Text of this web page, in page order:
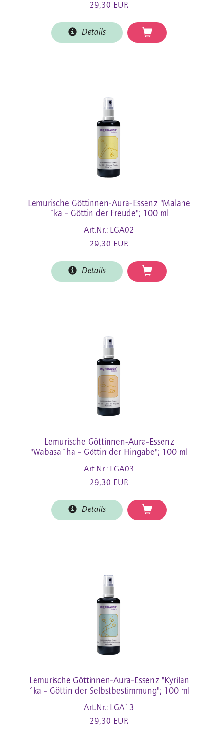
29,30 EUR
Details
Lemurische Göttinnen-Aura-Essenz "Malahe
´ka - Göttin der Freude"; 100 ml
Art.Nr.: LGA02
29,30 EUR
Details
Lemurische Göttinnen-Aura-Essenz
"Wabasa´ha - Göttin der Hingabe"; 100 ml
Art.Nr.: LGA03
29,30 EUR
Details
Lemurische Göttinnen-Aura-Essenz "Kyrilan
´ka - Göttin der Selbstbestimmung"; 100 ml
Art.Nr.: LGA13
29,30 EUR